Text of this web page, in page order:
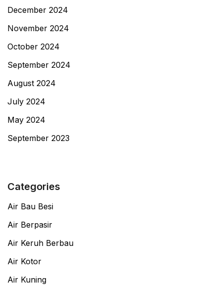
December 2024
November 2024
October 2024
September 2024
August 2024
July 2024
May 2024
September 2023
Categories
Air Bau Besi
Air Berpasir
Air Keruh Berbau
Air Kotor
Air Kuning